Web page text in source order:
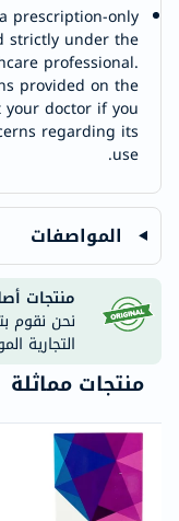
prescription-only
strictly under the
professional.
provided on the
doctor if you
regarding its
use.
المواصفات
منتجات أصلية
نحن نقوم
التجارية
منتجات مماثلة